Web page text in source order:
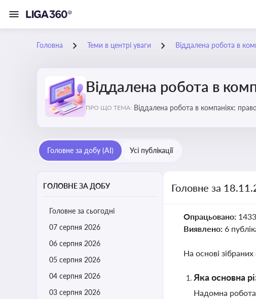
Головна Теми в центрі уваги Віддалена робота в
Віддалена робота в
ПРО ЩО ТЕМА: Віддалена робота в
Головне за добу (AI) Усі публікації
ГОЛОВНЕ ЗА ДОБУ
Головне за сьогодні
07 серпня 2026
06 серпня 2026
05 серпня 2026
04 серпня 2026
03 серпня 2026
Головне за
Опрацьовано:
Виявлено: 6
На основі
Яка основна
Надомна робота